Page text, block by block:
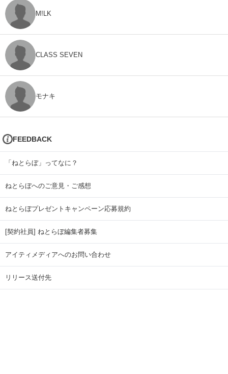
M!LK
CLASS SEVEN
モナキ
FEEDBACK
「ねとらぼ」ってなに？
ねとらぼへのご意見・ご感想
ねとらぼプレゼントキャンペーン応募規約
[契約社員] ねとらぼ編集者募集
アイティメディアへのお問い合わせ
リリース送付先